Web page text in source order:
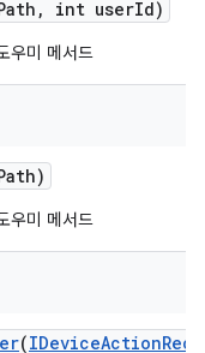
, int userId)
우미 메서드
우미 메서드
(IDeviceAction